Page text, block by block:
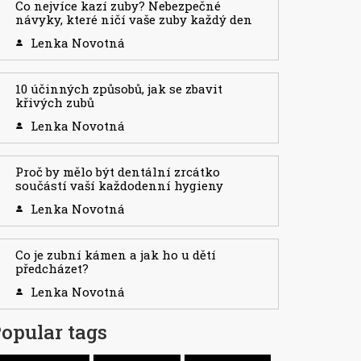
Co nejvíce kazí zuby? Nebezpečné
návyky, které ničí vaše zuby každý den
Lenka Novotná
10 účinných způsobů, jak se zbavit
křivých zubů
Lenka Novotná
Proč by mělo být dentální zrcátko
součástí vaší každodenní hygieny
Lenka Novotná
Co je zubní kámen a jak ho u dětí
předcházet?
Lenka Novotná
tags